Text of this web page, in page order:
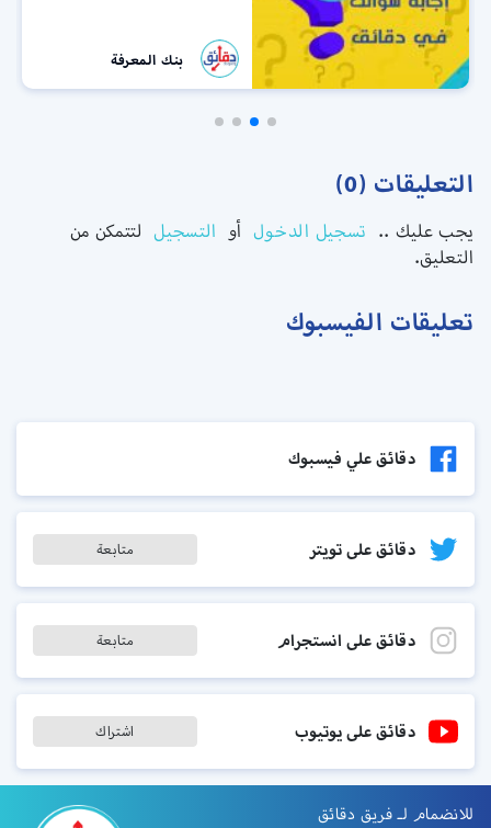
بنك المعرفة
التعليقات (0)
يجب عليك .. تسجيل الدخول أو التسجيل لتتمكن من
التعليق.
تعليقات الفيسبوك
دقائق علي فيسبوك
دقائق على تويتر متابعة
دقائق على انستجرام متابعة
دقائق على يوتيوب اشتراك
للانضمام لـ فريق دقائق